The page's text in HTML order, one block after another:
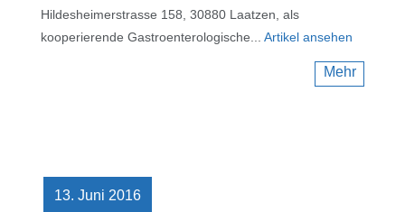
Hildesheimerstrasse 158, 30880 Laatzen, als
kooperierende Gastroenterologische... Artikel ansehen
Mehr
13. Juni 2016